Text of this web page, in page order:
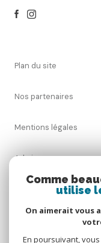
plan du site
nos partenaires
mentions légales
admin
nos honoraires
Comme
utilise
On aimerait vous
En poursuivant,